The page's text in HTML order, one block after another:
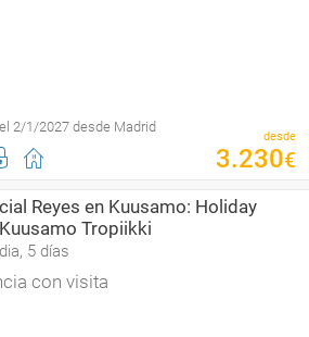
2/1/2027 desde Madrid
desde
3.230€
Reyes en Kuusamo: Holiday
Tropiikki
5 días
con visita